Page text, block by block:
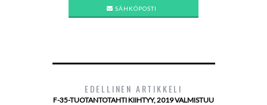
SÄHKÖPOSTI
EDELLINEN ARTIKKELI
F-35-TUOTANTOTAHTI KIIHTYY, 2019 VALMISTUU